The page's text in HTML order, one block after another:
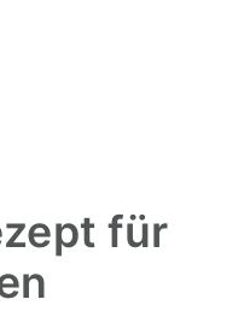
für